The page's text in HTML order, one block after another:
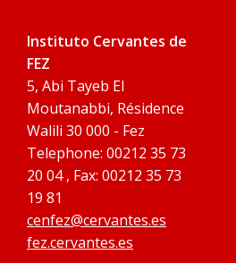
Instituto Cervantes de
FEZ
5, Abi Tayeb El
Moutanabbi, Résidence
Walili 30 000 - Fez
Telephone: 00212 35 73
20 04 , Fax: 00212 35 73
19 81
cenfez@cervantes.es
fez.cervantes.es